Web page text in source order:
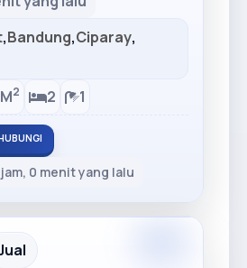
,Bandung,Ciparay,
2 2 1
0 menit yang lalu